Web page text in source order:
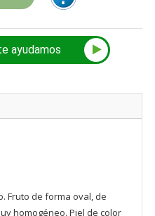
ayudamos
Fruto de forma oval, de
homogéneo. Piel de color